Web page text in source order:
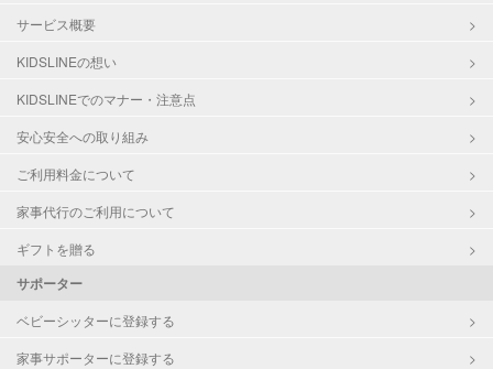
サービス概要
KIDSLINEの想い
KIDSLINEでのマナー・注意点
安心安全への取り組み
ご利用料金について
家事代行のご利用について
ギフトを贈る
サポーター
ベビーシッターに登録する
家事サポーターに登録する